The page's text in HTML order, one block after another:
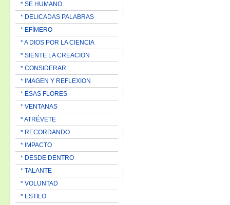
* SE HUMANO
* DELICADAS PALABRAS
* EFÍMERO
* A DIOS POR LA CIENCIA
* SIENTE LA CREACION
* CONSIDERAR
* IMAGEN Y REFLEXION
* ESAS FLORES
* VENTANAS
* ATRÉVETE
* RECORDANDO
* IMPACTO
* DESDE DENTRO
* TALANTE
* VOLUNTAD
* ESTILO